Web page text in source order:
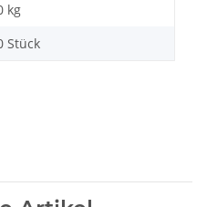
kg
Stück